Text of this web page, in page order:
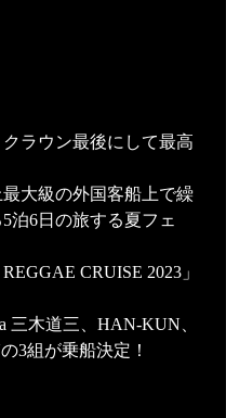
ラウン最後にして最高
最大級の外国客船上で繰
泊6日の旅する夏フェ
CRUISE 2023」
三木道三、HAN-KUN、
3組が乗船決定！